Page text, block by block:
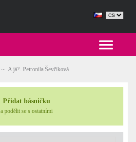
~ A já?- Petronila Ševčíková
Přidat básničku
a podělit se s ostatními